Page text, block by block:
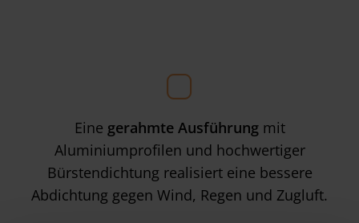
Eine gerahmte Ausführungmit
Aluminiumprofilen und hochwertiger
Bürstendichtung realisiert eine bessere
Abdichtung gegen Wind, Regen und Zugluft.